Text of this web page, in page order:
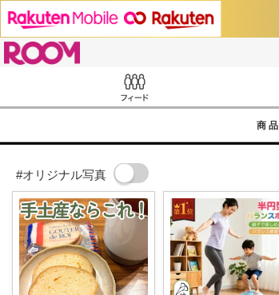
商品
#オリジナル写真